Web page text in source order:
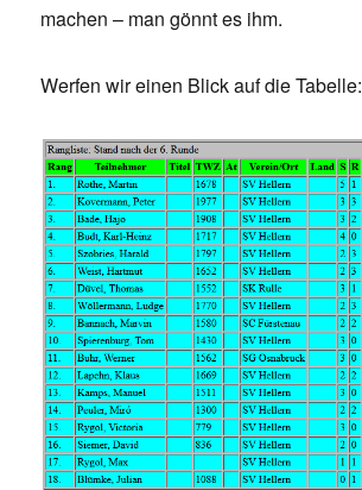
machen – man gönnt es ihm.
Werfen wir einen Blick auf die Tabelle: